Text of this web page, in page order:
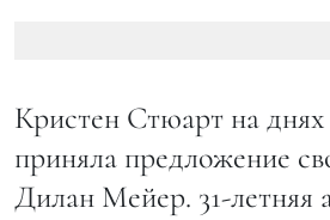
Кристен Стюарт на днях
приняла предложение
Дилан Мейер. 31-летняя